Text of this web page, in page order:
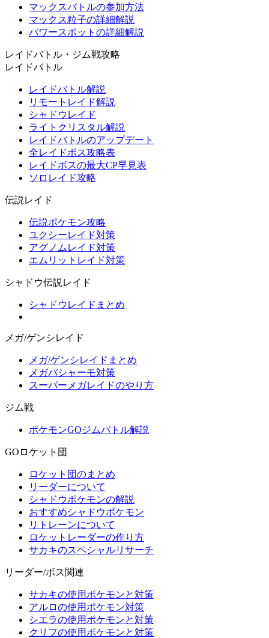
マックスバトルの参加方法
マックス粒子の詳細解説
パワースポットの詳細解説
レイドバトル・ジム戦攻略
レイドバトル
レイドバトル解説
リモートレイド解説
シャドウレイド
ライトクリスタル解説
レイドバトルのアップデート
全レイドボス攻略表
レイドボスの最大CP早見表
ソロレイド攻略
伝説レイド
伝説ポケモン攻略
ユクシーレイド対策
アグノムレイド対策
エムリットレイド対策
シャドウ伝説レイド
シャドウレイドまとめ
メガ/ゲンシレイド
メガ/ゲンシレイドまとめ
メガバシャーモ対策
スーパーメガレイドのやり方
ジム戦
ポケモンGOジムバトル解説
GOロケット団
ロケット団のまとめ
リーダーについて
シャドウポケモンの解説
おすすめシャドウポケモン
リトレーンについて
ロケットレーダーの作り方
サカキのスペシャルリサーチ
リーダー/ボス関連
サカキの使用ポケモンと対策
アルロの使用ポケモン対策
シエラの使用ポケモンと対策
クリフの使用ポケモンと対策